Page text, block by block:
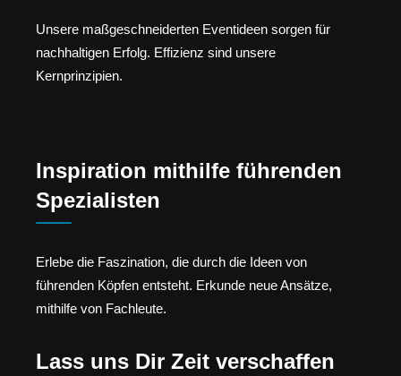
Unsere maßgeschneiderten Eventideen sorgen für
nachhaltigen Erfolg. Effizienz sind unsere
Kernprinzipien.
Inspiration mithilfe führenden
Spezialisten
Erlebe die Faszination, die durch die Ideen von
führenden Köpfen entsteht. Erkunde neue Ansätze,
mithilfe von Fachleute.
Lass uns Dir Zeit verschaffen